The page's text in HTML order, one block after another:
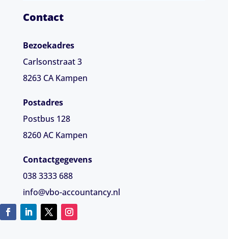
Contact
Bezoekadres
Carlsonstraat 3
8263 CA Kampen
Postadres
Postbus 128
8260 AC Kampen
Contactgegevens
038 3333 688
info@vbo-accountancy.nl